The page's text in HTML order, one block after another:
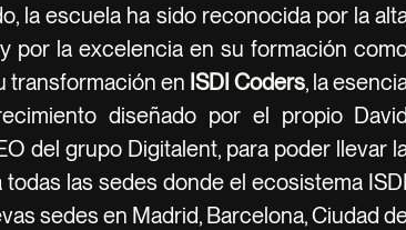
la escuela ha sido reconocida por la
por la excelencia en su formación
transformación en ISDI Coders, la
diseñado por el propio David
del grupo Digitalent, para poder llevar
las sedes donde el ecosistema ISDI
sedes en Madrid, Barcelona, Ciudad